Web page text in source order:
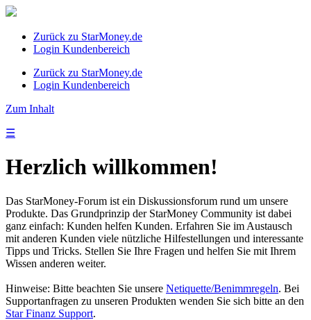
Zurück zu StarMoney.de
Login Kundenbereich
Zurück zu StarMoney.de
Login Kundenbereich
Zum Inhalt
☰
Herzlich willkommen!
Das StarMoney-Forum ist ein Diskussionsforum rund um unsere
Produkte. Das Grundprinzip der StarMoney Community ist dabei
ganz einfach: Kunden helfen Kunden. Erfahren Sie im Austausch
mit anderen Kunden viele nützliche Hilfestellungen und interessante
Tipps und Tricks. Stellen Sie Ihre Fragen und helfen Sie mit Ihrem
Wissen anderen weiter.
Hinweise: Bitte beachten Sie unsere Netiquette/Benimmregeln. Bei
Supportanfragen zu unseren Produkten wenden Sie sich bitte an den
Star Finanz Support.